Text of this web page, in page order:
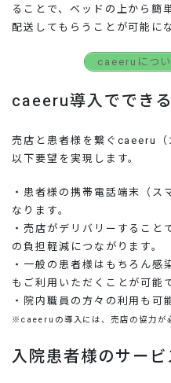
ることで、ベッドの上から簡
配送してもらうことが可能に
caeeruにつ
caeeru導入ででき
売店と患者様を繋ぐcaeeru（
以下要望を実現します。
・患者様の携帯電話端末（
なります。
・売店がデリバリーするこ
の負担軽減につながります。
・一般の患者様はもちろん
もご利用いただくことが可能
・院内職員の方々の利用も可
※caeeruの導入には、売店の協力が
入院患者様のサー